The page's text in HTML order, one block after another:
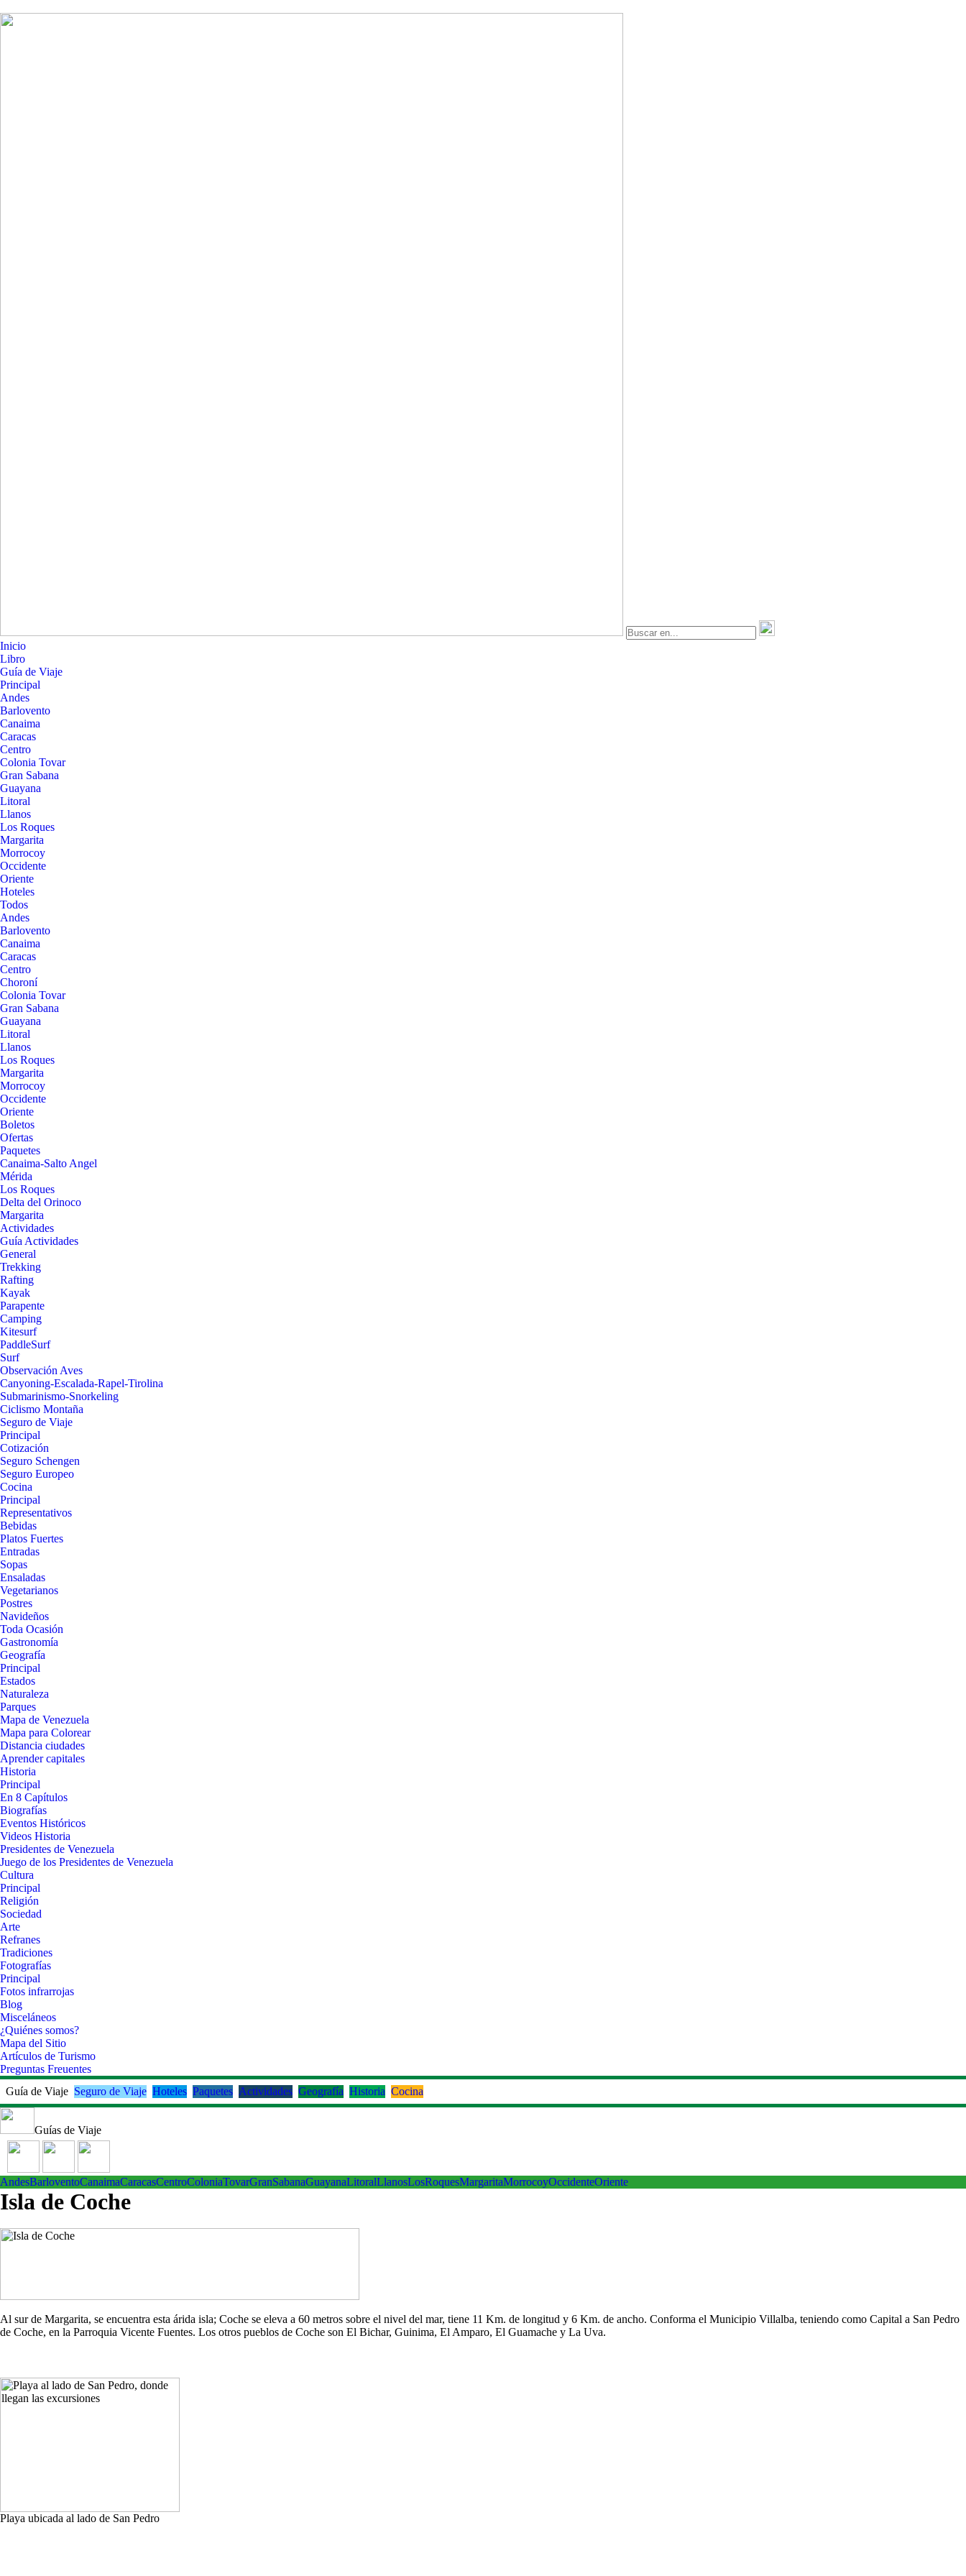
Inicio
Libro
Guía de Viaje
Principal
Andes
Barlovento
Canaima
Caracas
Centro
Colonia Tovar
Gran Sabana
Guayana
Litoral
Llanos
Los Roques
Margarita
Morrocoy
Occidente
Oriente
Hoteles
Todos
Andes
Barlovento
Canaima
Caracas
Centro
Choroní
Colonia Tovar
Gran Sabana
Guayana
Litoral
Llanos
Los Roques
Margarita
Morrocoy
Occidente
Oriente
Boletos
Ofertas
Paquetes
Canaima-Salto Angel
Mérida
Los Roques
Delta del Orinoco
Margarita
Actividades
Guía Actividades
General
Trekking
Rafting
Kayak
Parapente
Camping
Kitesurf
PaddleSurf
Surf
Observación Aves
Canyoning-Escalada-Rapel-Tirolina
Submarinismo-Snorkeling
Ciclismo Montaña
Seguro de Viaje
Principal
Cotización
Seguro Schengen
Seguro Europeo
Cocina
Principal
Representativos
Bebidas
Platos Fuertes
Entradas
Sopas
Ensaladas
Vegetarianos
Postres
Navideños
Toda Ocasión
Gastronomía
Geografía
Principal
Estados
Naturaleza
Parques
Mapa de Venezuela
Mapa para Colorear
Distancia ciudades
Aprender capitales
Historia
Principal
En 8 Capítulos
Biografías
Eventos Históricos
Videos Historia
Presidentes de Venezuela
Juego de los Presidentes de Venezuela
Cultura
Principal
Religión
Sociedad
Arte
Refranes
Tradiciones
Fotografías
Principal
Fotos infrarrojas
Blog
Misceláneos
¿Quiénes somos?
Mapa del Sitio
Artículos de Turismo
Preguntas Freuentes
Guía de Viaje Seguro de Viaje Hoteles Paquetes Actividades Geografía Historia Cocina
Guías de Viaje
AndesBarloventoCanaimaCaracasCentroColoniaTovarGranSabanaGuayanaLitoralLlanosLosRoquesMargaritaMorrocoyOccidenteOriente
Isla de Coche
Al sur de Margarita, se encuentra esta árida isla; Coche se eleva a 60 metros sobre el nivel del mar, tiene 11 Km. de longitud y 6 Km. de ancho. Conforma el Municipio Villalba, teniendo como Capital a San Pedro
de Coche, en la Parroquia Vicente Fuentes. Los otros pueblos de Coche son El Bichar, Guinima, El Amparo, El Guamache y La Uva.
Playa ubicada al lado de San Pedro